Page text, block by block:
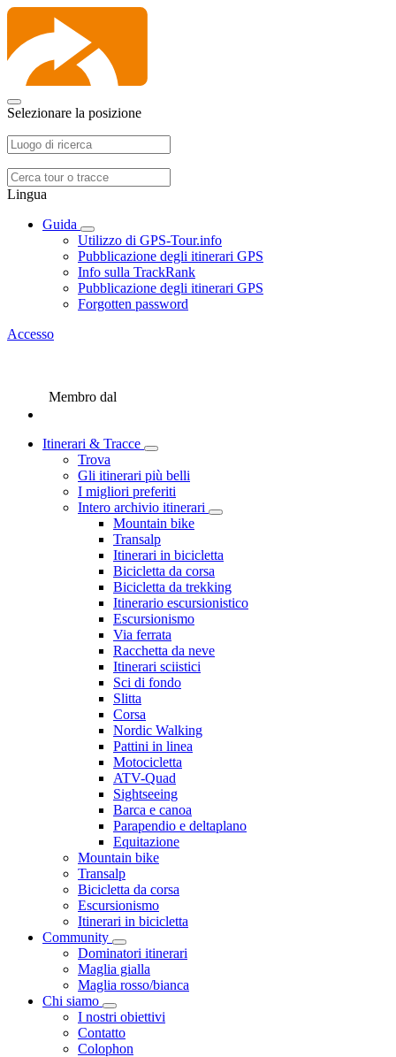
Selezionare la posizione
Lingua
Guida
Utilizzo di GPS-Tour.info
Pubblicazione degli itinerari GPS
Info sulla TrackRank
Pubblicazione degli itinerari GPS
Forgotten password
Accesso
Membro dal
Itinerari & Tracce
Trova
Gli itinerari più belli
I migliori preferiti
Intero archivio itinerari
Mountain bike
Transalp
Itinerari in bicicletta
Bicicletta da corsa
Bicicletta da trekking
Itinerario escursionistico
Escursionismo
Via ferrata
Racchetta da neve
Itinerari sciistici
Sci di fondo
Slitta
Corsa
Nordic Walking
Pattini in linea
Motocicletta
ATV-Quad
Sightseeing
Barca e canoa
Parapendio e deltaplano
Equitazione
Mountain bike
Transalp
Bicicletta da corsa
Escursionismo
Itinerari in bicicletta
Community
Dominatori itinerari
Maglia gialla
Maglia rosso/bianca
Chi siamo
I nostri obiettivi
Contatto
Colophon